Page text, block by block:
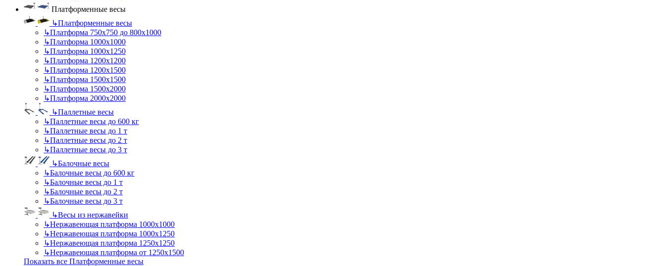
Платформенные весы
↳Платформенные весы
↳Платформа 750х750 до 800х1000
↳Платформа 1000х1000
↳Платформа 1000х1250
↳Платформа 1200х1200
↳Платформа 1200х1500
↳Платформа 1500х1500
↳Платформа 1500х2000
↳Платформа 2000х2000
↳Паллетные весы
↳Паллетные весы до 600 кг
↳Паллетные весы до 1 т
↳Паллетные весы до 2 т
↳Паллетные весы до 3 т
↳Балочные весы
↳Балочные весы до 600 кг
↳Балочные весы до 1 т
↳Балочные весы до 2 т
↳Балочные весы до 3 т
↳Весы из нержавейки
↳Нержавеющая платформа 1000х1000
↳Нержавеющая платформа 1000х1250
↳Нержавеющая платформа 1250х1250
↳Нержавеющая платформа от 1250х1500
Показать все Платформенные весы